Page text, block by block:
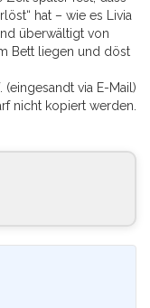
hat – wie es Livia
überwältigt von
Bett liegen und döst
(eingesandt via E-Mail)
nicht kopiert werden.